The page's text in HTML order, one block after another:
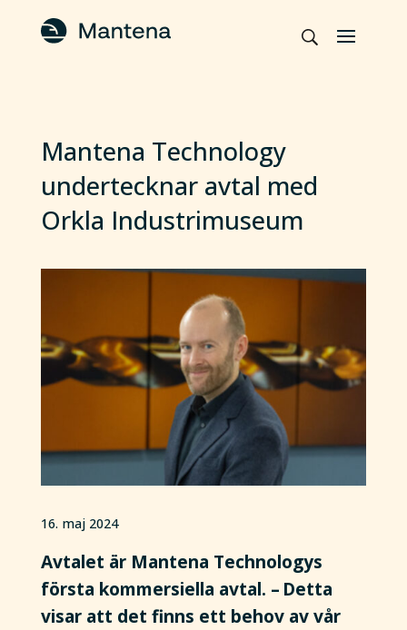
Mantena Technology
undertecknar avtal med
Orkla Industrimuseum
16. maj 2024
Avtalet är Mantena Technologys
första kommersiella avtal. – Detta
visar att det finns ett behov av vår